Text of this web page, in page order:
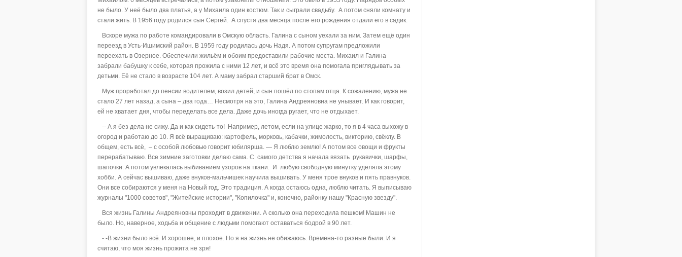
не было. У неё было два платья, а у Михаила один костюм. Так и сыграли свадьбу. А потом сняли комнату и
стали жить. В 1956 году родился сын Сергей. А спустя два месяца после его рождения отдали его в садик.
Вскоре мужа по работе командировали в Омскую область. Галина с сыном уехали за ним. Затем ещё один
переезд в Усть-Ишимский район. В 1959 году родилась дочь Надя. А потом супругам предложили
переехать в Озерное. Обеспечили жильём и обоим предоставили рабочие места. Михаил и Галина
забрали бабушку к себе, которая прожила с ними 12 лет, и всё это время она помогала приглядывать за
детьми. Её не стало в возрасте 104 лет. А маму забрал старший брат в Омск.
Муж проработал до пенсии водителем, возил детей, и сын пошёл по стопам отца. К сожалению, мужа не
стало 27 лет назад, а сына – два года… Несмотря на это, Галина Андреяновна не унывает. И как говорит,
ей не хватает дня, чтобы переделать все дела. Даже дочь иногда ругает, что не отдыхает.
-- А я без дела не сижу. Да и как сидеть-то! Например, летом, если на улице жарко, то я в 4 часа выхожу в
огород и работаю до 10. Я всё выращиваю: картофель, морковь, кабачки, жимолость, викторию, свёклу. В
общем, есть всё, – с особой любовью говорит юбилярша. — Я люблю землю! А потом все овощи и фрукты
перерабатываю. Все зимние заготовки делаю сама. С самого детства я начала вязать рукавички, шарфы,
шапочки. А потом увлекалась выбиванием узоров на ткани. И любую свободную минутку уделяла этому
хобби. А сейчас вышиваю, даже внуков-мальчишек научила вышивать. У меня трое внуков и пять правнуков.
Они все собираются у меня на Новый год. Это традиция. А когда остаюсь одна, люблю читать. Я выписываю
журналы "1000 советов", "Житейские истории", "Копилочка" и, конечно, районку нашу "Красную звезду".
Вся жизнь Галины Андреяновны проходит в движении. А сколько она переходила пешком! Машин не
было. Но, наверное, ходьба и общение с людьми помогают оставаться бодрой в 90 лет.
- -В жизни было всё. И хорошее, и плохое. Но я на жизнь не обижаюсь. Времена-то разные были. И я
считаю, что моя жизнь прожита не зря!